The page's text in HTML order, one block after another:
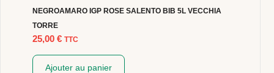
NEGROAMARO IGP ROSE SALENTO BIB 5L VECCHIA
TORRE
25,00 € TTC
Ajouter au panier